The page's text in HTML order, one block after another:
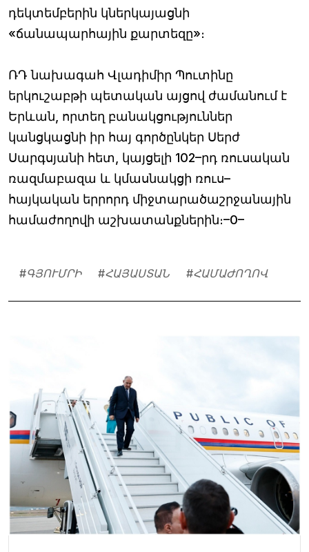
դեկտեմբերին կներկայացնի
«ճանապարհային քարտեզը»։
ՌԴ նախագահ Վլադիմիր Պուտինը
երկուշաբթի պետական այցով ժամանում է
Երևան, որտեղ բանակցություններ
կանցկացնի իր հայ գործընկեր Սերժ
Սարգսյանի հետ, կայցելի 102–րդ ռուսական
ռազմաբազա և կմասնակցի ռուս–
հայկական երրորդ միջտարածաշրջանային
համաժողովի աշխատանքներին։–0–
#ԳՅՈՒՄՐԻ #ՀԱՅԱՍՏԱՆ #ՀԱՄԱԺՈՂՈՎ